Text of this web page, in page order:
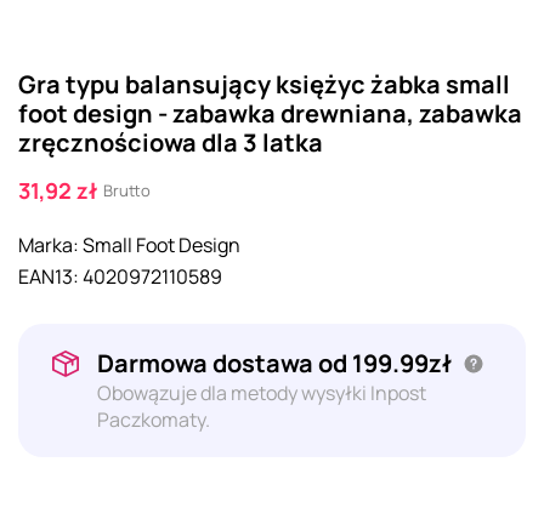
Gra typu balansujący księżyc żabka small
foot design - zabawka drewniana, zabawka
zręcznościowa dla 3 latka
31,92 zł Brutto
Marka:Small Foot Design
EAN13:4020972110589
Darmowa dostawa od 199.99zł
Obowązuje dla metody wysyłki Inpost
Paczkomaty.